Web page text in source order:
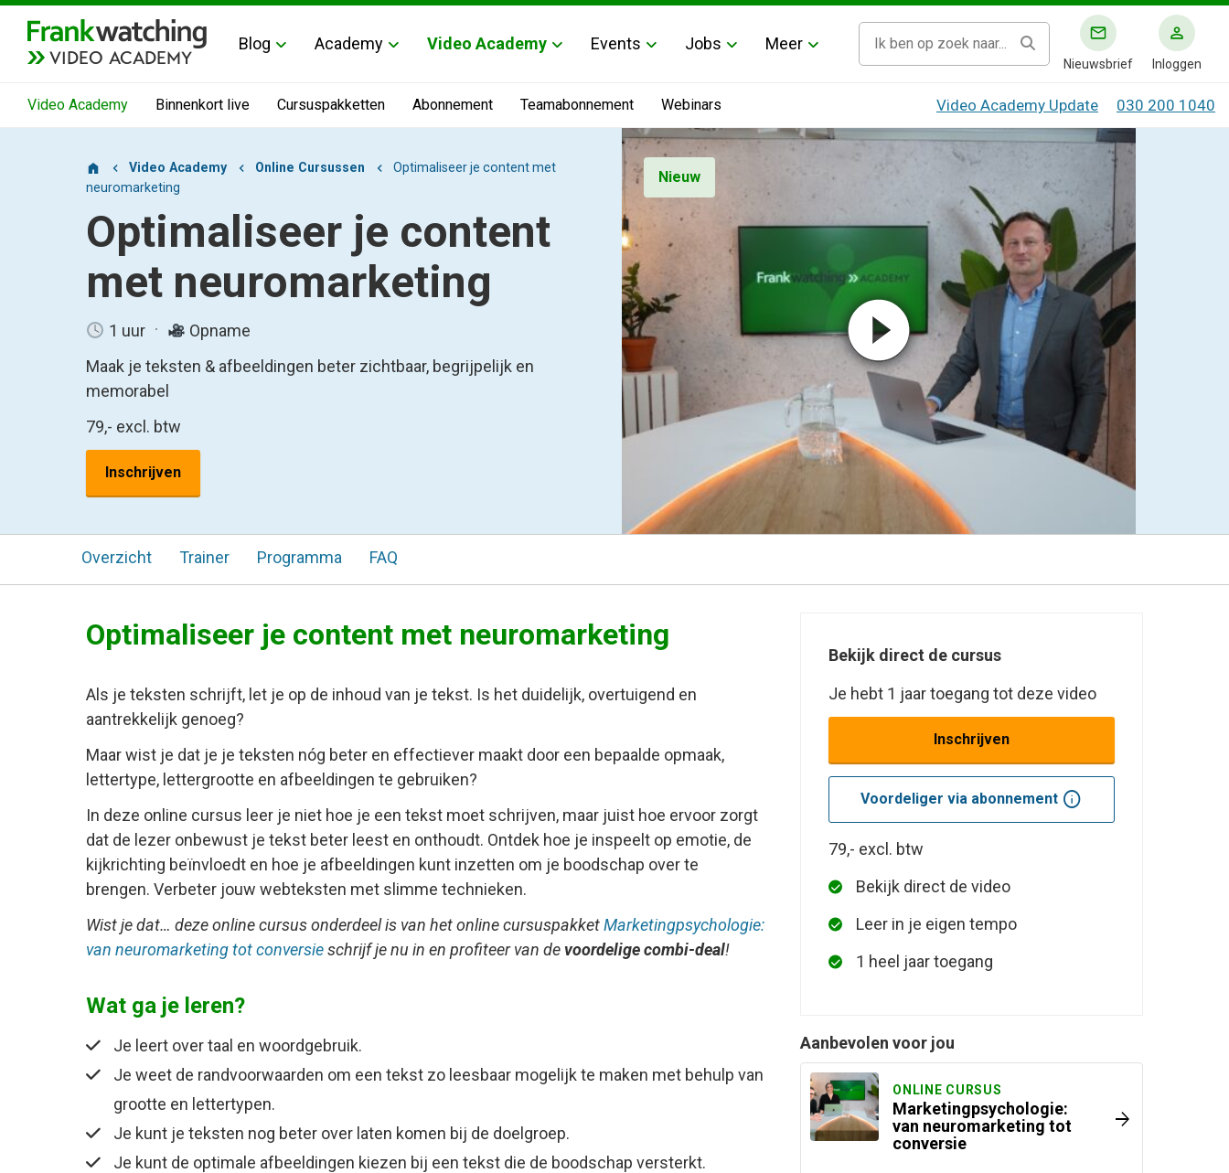
VIDEO ACADEMY
Blog Academy Video Academy Events Jobs Meer
Nieuwsbrief Inloggen
Video Academy Binnenkort live Cursuspakketten Abonnement Teamabonnement Webinars Video Academy Update 030 200 1040
Video Academy Online Cursussen
Optimaliseer je content met
neuromarketing
Optimaliseer je content
met neuromarketing
1 uur
Opname
Maak je teksten & afbeeldingen beter zichtbaar, begrijpelijk en
memorabel
79,- excl. btw
Inschrijven
Nieuw
Overzicht Trainer Programma FAQ
Optimaliseer je content met neuromarketing
Als je teksten schrijft, let je op de inhoud van je tekst. Is het duidelijk, overtuigend en
aantrekkelijk genoeg?
Maar wist je dat je je teksten nóg beter en effectiever maakt door een bepaalde opmaak,
lettertype, lettergrootte en afbeeldingen te gebruiken?
In deze online cursus leer je niet hoe je een tekst moet schrijven, maar juist hoe ervoor zorgt
dat de lezer onbewust je tekst beter leest en onthoudt. Ontdek hoe je inspeelt op emotie, de
kijkrichting beïnvloedt en hoe je afbeeldingen kunt inzetten om je boodschap over te
brengen. Verbeter jouw webteksten met slimme technieken.
Wist je dat… deze online cursus onderdeel is van het online cursuspakketMarketingpsychologie:
van neuromarketing tot conversieschrijf je nu in en profiteer van devoordelige combi-deal!
Wat ga je leren?
Je leert over taal en woordgebruik.
Je weet de randvoorwaarden om een tekst zo leesbaar mogelijk te maken met behulp van
grootte en lettertypen.
Je kunt je teksten nog beter over laten komen bij de doelgroep.
Je kunt de optimale afbeeldingen kiezen bij een tekst die de boodschap versterkt.
Bekijk direct de cursus
Je hebt 1 jaar toegang tot deze video
Inschrijven
Voordeliger via abonnement info
79,- excl. btw
Bekijk direct de video
Leer in je eigen tempo
1 heel jaar toegang
Aanbevolen voor jou
ONLINE CURSUS
Marketingpsychologie:
van neuromarketing tot
conversie
arrow_forward